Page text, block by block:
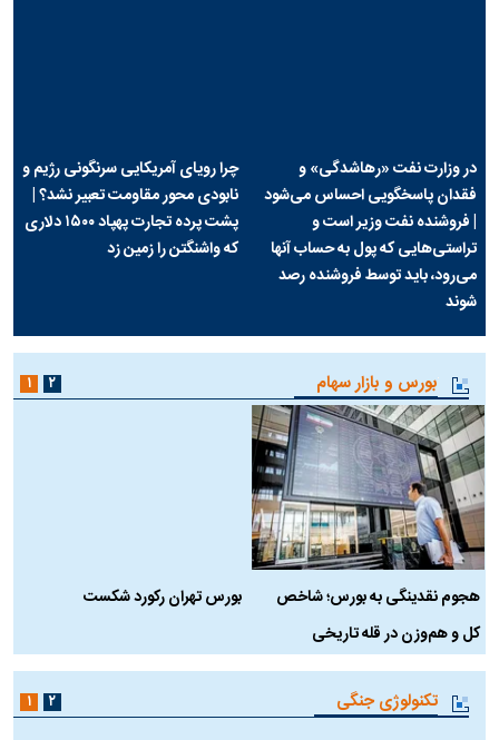
در وزارت نفت «رهاشدگی» و
فقدان پاسخگویی احساس می‌شود
| فروشنده نفت وزیر است و
تراستی‌هایی که پول به حساب آنها
می‌رود، باید توسط فروشنده رصد
شوند
چرا رویای آمریکایی سرنگونی رژیم و
نابودی محور مقاومت تعبیر نشد؟ |
پشت پرده تجارت پهپاد‌ ۱۵۰۰ دلاری
که واشنگتن را زمین زد
بورس و بازار سهام
هجوم نقدینگی به بورس؛ شاخص
کل و هم‌وزن در قله تاریخی
بورس تهران رکورد شکست
۱ ۲
تکنولوژی جنگی ۱ ۲